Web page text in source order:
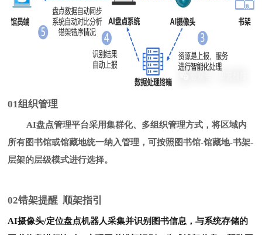
01组织管理
AI盘点管理平台采用集群化、多组织管理方式，将区域内
所有图书馆或馆藏地统一纳入管理，可按照图书馆-馆藏地-书架-
层架的层级模式进行选择。
02错架提醒 顺架指引
AI摄像头/定位盘点机器人采集并识别图书信息，与系统存储的